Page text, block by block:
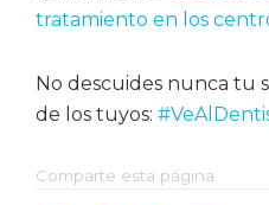
tratamiento en los
No descuides nunca tu
de los tuyos:
Comparte esta página